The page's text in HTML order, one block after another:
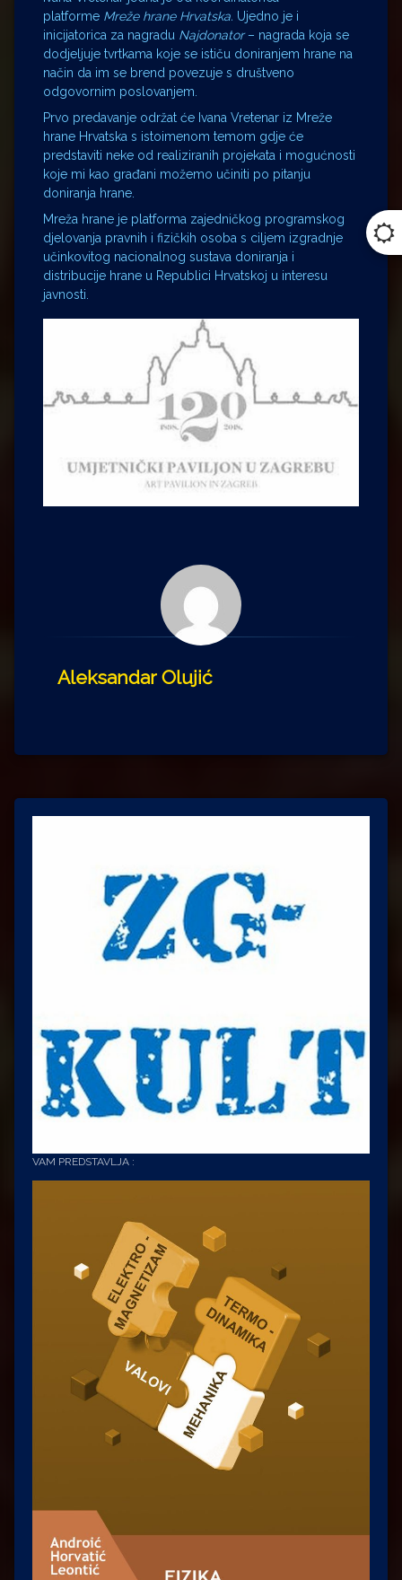
platforme Mreže hrane Hrvatska. Ujedno je i
inicijatorica za nagradu Najdonator– nagrada koja se
dodjeljuje tvrtkama koje se ističu doniranjem hrane na
način da im se brend povezuje s društveno
odgovornim poslovanjem.
Prvo predavanje održat će Ivana Vretenar iz Mreže
hrane Hrvatska s istoimenom temom gdje će
predstaviti neke od realiziranih projekata i mogućnosti
koje mi kao građani možemo učiniti po pitanju
doniranja hrane.
Mreža hrane je platforma zajedničkog programskog
djelovanja pravnih i fizičkih osoba s ciljem izgradnje
učinkovitog nacionalnog sustava doniranja i
distribucije hrane u Republici Hrvatskoj u interesu
javnosti.
Aleksandar Olujić
VAM PREDSTAVLJA :